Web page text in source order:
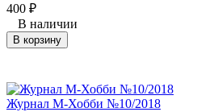
400 ₽
В наличии
В корзину
Журнал М-Хобби №10/2018